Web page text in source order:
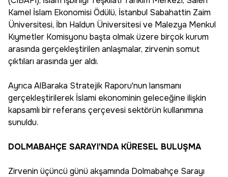
Kamel İslam Ekonomisi Ödülü, İstanbul Sabahattin Zaim
Üniversitesi, İbn Haldun Üniversitesi ve Malezya Menkul
Kıymetler Komisyonu başta olmak üzere birçok kurum
arasında gerçekleştirilen anlaşmalar, zirvenin somut
çıktıları arasında yer aldı.
Ayrıca AlBaraka Stratejik Raporu'nun lansmanı
gerçekleştirilerek İslami ekonominin geleceğine ilişkin
kapsamlı bir referans çerçevesi sektörün kullanımına
sunuldu.
DOLMABAHÇE SARAYI'NDA KÜRESEL BULUŞMA
Zirvenin üçüncü günü akşamında Dolmabahçe Sarayı